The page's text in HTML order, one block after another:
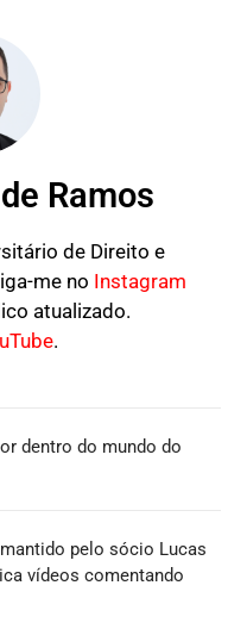
Ramos
de Direito e
me no Instagram
atualizado.
.
dentro do mundo do
mantido pelo sócio Lucas
vídeos comentando